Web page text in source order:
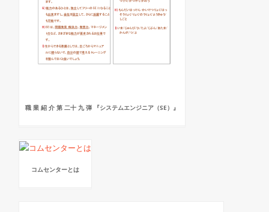
職 業 紹 介 第 二十 九 弾 『システムエンジニア（SE）』
コムセンターとは